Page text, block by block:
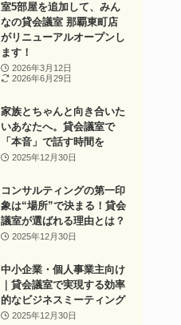
室5部屋を追加して、みん
なの貸会議室 那覇東町店
がリニューアルオープンし
ます！
2026年3月12日
2026年6月29日
家族とちゃんと向き合いた
いあなたへ。貸会議室で
「本音」で話す時間を
2025年12月30日
コンサルティングの第一印
象は“場所”で決まる！貸会
議室が選ばれる理由とは？
2025年12月30日
中小企業・個人事業主向け
｜貸会議室で実現する効率
的なビジネスミーティング
2025年12月30日